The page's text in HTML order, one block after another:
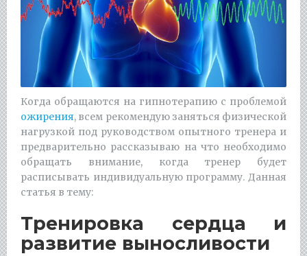
Когда обращаются на гипнотерапию с проблемой
ожирения, всем рекомендую заняться физической
нагрузкой под руководством опытного тренера и
предварительно рассказываю на что необходимо
обращать внимание, когда тренер будет
расписывать индивидуальную программу. Данная
статья в тему:
Тренировка сердца и
развитие выносливости